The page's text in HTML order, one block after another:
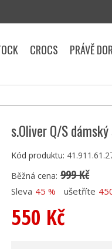
s.Oliver Q/S
Kód produktu:
Běžná cena: 999 Kč
Sleva 45 % ušetříte
550 Kč
CROCS PRÁVĚ